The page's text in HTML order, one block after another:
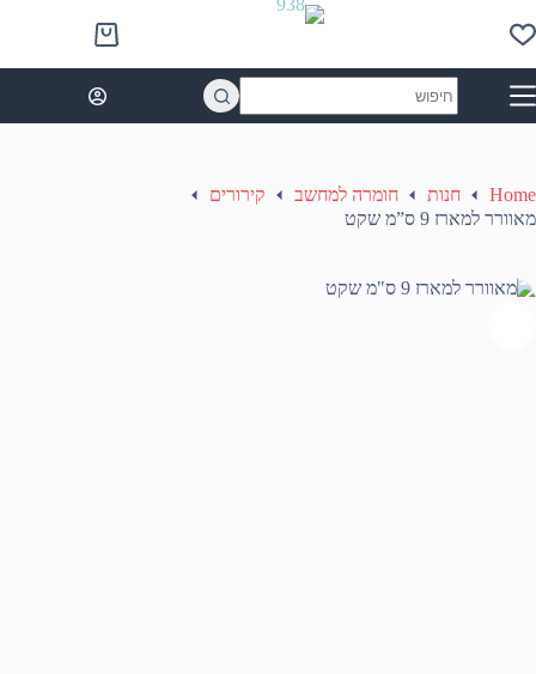
to
content
Shopping
cart
results
Home חנות חומרה למחשב
קירורים
מאוורר למארז 9 ס”מ שקט